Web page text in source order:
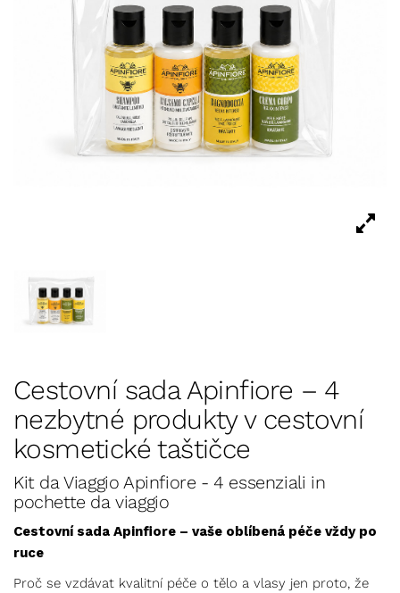
Cestovní sada Apinfiore – 4
nezbytné produkty v cestovní
kosmetické taštičce
Kit da Viaggio Apinfiore - 4 essenziali in
pochette da viaggio
Cestovní sada Apinfiore – vaše oblíbená péče vždy po
ruce
Proč se vzdávat kvalitní péče o tělo a vlasy jen proto, že